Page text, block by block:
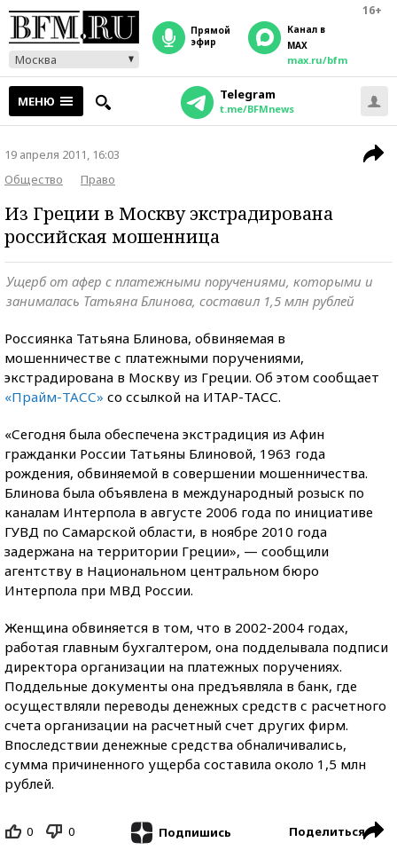
16+
Москва
прямой
эфир
Канал в
MAX
max.ru/bfm
МЕНЮ Telegram
t.me/BFMnews
19 апреля 2011, 16:03
Общество
Право
Из Греции в Москву экстрадирована
российская мошенница
Ущерб от афер с платежными поручениями, которыми и
занималась Татьяна Блинова, составил 1,5 млн рублей
Россиянка Татьяна Блинова, обвиняемая в
мошенничестве с платежными поручениями,
экстрадирована в Москву из Греции. Об этом сообщает
«Прайм-ТАСС» со ссылкой на ИТАР-ТАСС.
«Сегодня была обеспечена экстрадиция из Афин
гражданки России Татьяны Блиновой, 1963 года
рождения, обвиняемой в совершении мошенничества.
Блинова была объявлена в международный розыск по
каналам Интерпола в августе 2006 года по инициативе
ГУВД по Самарской области, в ноябре 2010 года
задержана на территории Греции», — сообщили
агентству в Национальном центральном бюро
Интерпола при МВД России.
Женщина обвиняется в том, что в 2002-2004 годах,
работая главным бухгалтером, она подделывала подписи
директора организации на платежных поручениях.
Поддельные документы она предъявляла в банк, где
осуществляли переводы денежных средств с расчетного
счета организации на расчетный счет других фирм.
Впоследствии денежные средства обналичивались,
сумма причиненного ущерба составила около 1,5 млн
рублей.
0 0 Подпишись Поделиться